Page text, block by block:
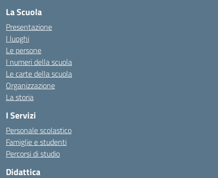
La Scuola
Presentazione
I luoghi
Le persone
I numeri della scuola
Le carte della scuola
Organizzazione
La storia
I Servizi
Personale scolastico
Famiglie e studenti
Percorsi di studio
Didattica